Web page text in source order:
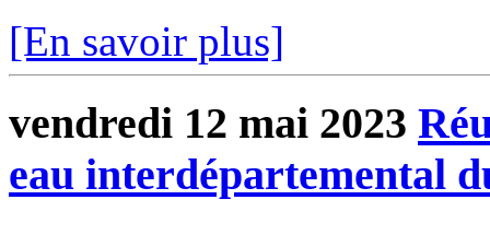
[En savoir plus]
vendredi 12 mai 2023
eau interdépartemental